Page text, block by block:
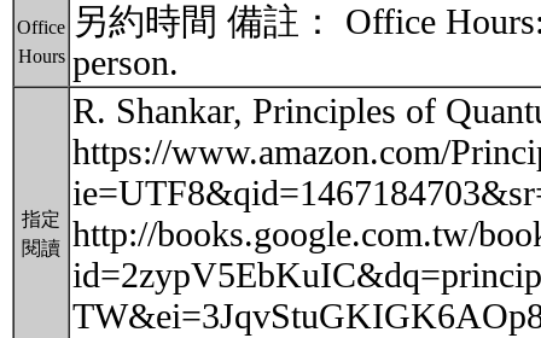
Office
Hours
另約時間 備註： Office
person.
指定
閱讀
R. Shankar, Principles of
https://www.amazon.com/
http://books.google.com.tw/